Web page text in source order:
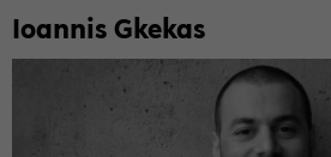
Io­an­nis Gke­kas